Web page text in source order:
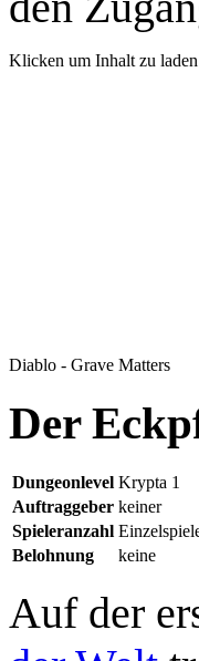
Klicken um Inhalt zu laden
Diablo - Grave Matters
Der
Dungeonlevel Krypta 1
Auftraggeber keiner
Spieleranzahl
Belohnung
keine
Auf der